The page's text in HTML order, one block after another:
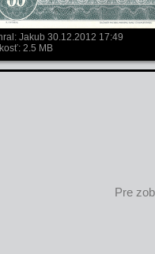
Jakub 30.12.2012 17:49
2.5 MB
Pre